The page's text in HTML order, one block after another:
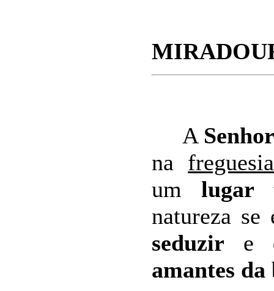
A
na
um lugar
natureza
seduzir e
amantes da